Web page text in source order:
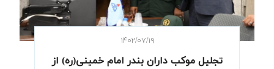
۱۴۰۲/۰۷/۱۹
تجلیل موکب داران بندر امام خمینی(ره) از